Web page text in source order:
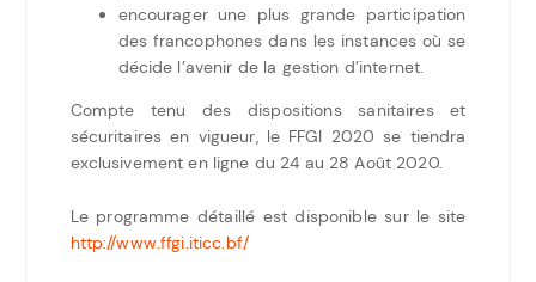
encourager une plus grande participation
des francophones dans les instances où se
décide l’avenir de la gestion d’internet.
Compte tenu des dispositions sanitaires et
sécuritaires en vigueur, le FFGI 2020 se tiendra
exclusivement en ligne du 24 au 28 Août 2020.
Le programme détaillé est disponible sur le site
http://www.ffgi.iticc.bf/